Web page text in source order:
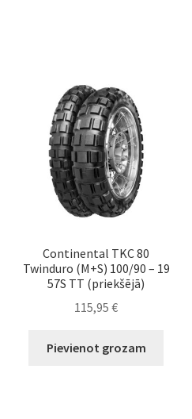
Continental TKC 80
Twinduro (M+S) 100/90 – 19
57S TT (priekšējā)
115,95€
Pievienot grozam